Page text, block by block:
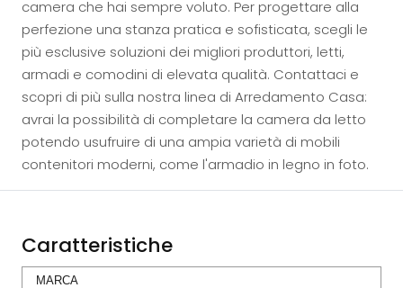
camera che hai sempre voluto. Per progettare alla
perfezione una stanza pratica e sofisticata, scegli le
più esclusive soluzioni dei migliori produttori, letti,
armadi e comodini di elevata qualità. Contattaci e
scopri di più sulla nostra linea di Arredamento Casa:
avrai la possibilità di completare la camera da letto
potendo usufruire di una ampia varietà di mobili
contenitori moderni, come l'armadio in legno in foto.
Caratteristiche
MARCA